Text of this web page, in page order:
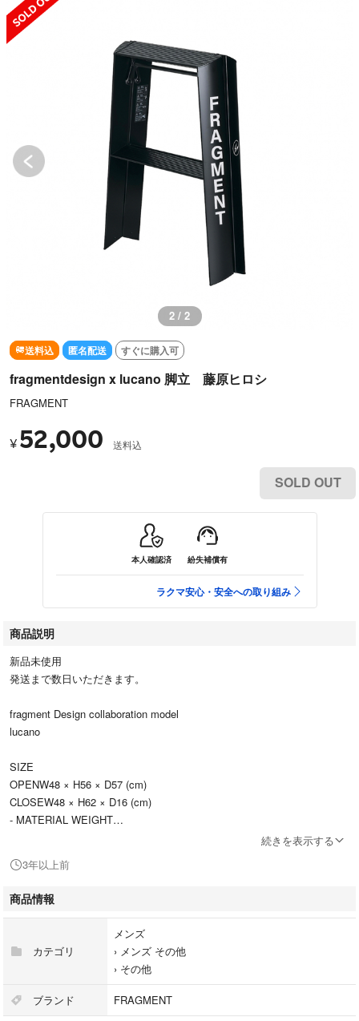
2 / 2
送料込 匿名配送 すぐに購入可
fragmentdesign x lucano 脚立 藤原ヒロシ
FRAGMENT
¥ 52,000 送料込
SOLD OUT
本人確認済 紛失補償有
ラクマ安心・安全への取り組み
商品説明
新品未使用
発送まで数日いただきます。
fragment Design collaboration model
lucano
SIZE
OPENW48 × H56 × D57 (cm)
CLOSEW48 × H62 × D16 (cm)
- MATERIAL WEIGHT
- MAXIMUM WEIGHT
100kg
美しいフォルムと機能美で数々のデザイン賞を受賞した脚
立、ルカーノ(lucano)は、藤原ヒロシ氏が主宰するデザイン
プロジェクト「フラグメント(fragment Design)」と初のコラボレーショ
脚立としての実用性だけでなく、インテリアアイテムとしても空間のスタ
続きを表示する
3年以上前
商品情報
カテゴリ
メンズ
› メンズ その他
› その他
ブランド FRAGMENT